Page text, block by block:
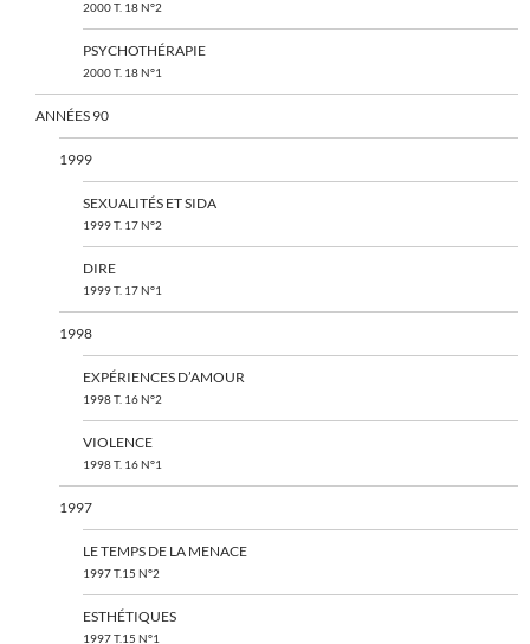
2000 T. 18 N°2
PSYCHOTHÉRAPIE
2000 T. 18 N°1
ANNÉES 90
1999
SEXUALITÉS ET SIDA
1999 T. 17 N°2
DIRE
1999 T. 17 N°1
1998
EXPÉRIENCES D’AMOUR
1998 T. 16 N°2
VIOLENCE
1998 T. 16 N°1
1997
LE TEMPS DE LA MENACE
1997 T.15 N°2
ESTHÉTIQUES
1997 T.15 N°1